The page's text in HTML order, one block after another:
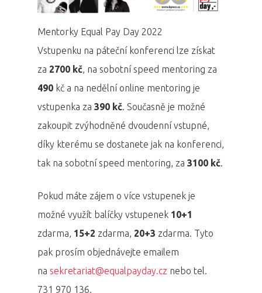
Mentorky Equal Pay Day 2022
Vstupenku na páteční konferenci lze získat
za 2700 kč, na sobotní speed mentoring za
490 kč a na nedělní online mentoring je
vstupenka za 390 kč. Současně je možné
zakoupit zvýhodněné dvoudenní vstupné,
díky kterému se dostanete jak na konferenci,
tak na sobotní speed mentoring, za 3100 kč.
Pokud máte zájem o více vstupenek je
možné využít balíčky vstupenek 10+1
zdarma, 15+2 zdarma, 20+3 zdarma. Tyto
pak prosím objednávejte emailem
na sekretariat@equalpayday.cz nebo tel.
731 970 136.